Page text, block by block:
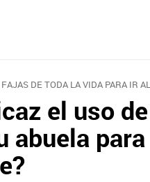
DE TODA LA VIDA PARA IR
el uso
abuela